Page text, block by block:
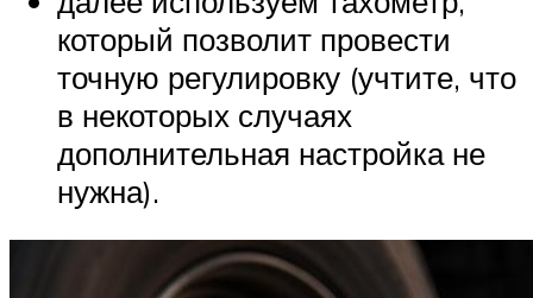
который позволит провести
точную регулировку (учтите, что
в некоторых случаях
дополнительная настройка не
нужна).